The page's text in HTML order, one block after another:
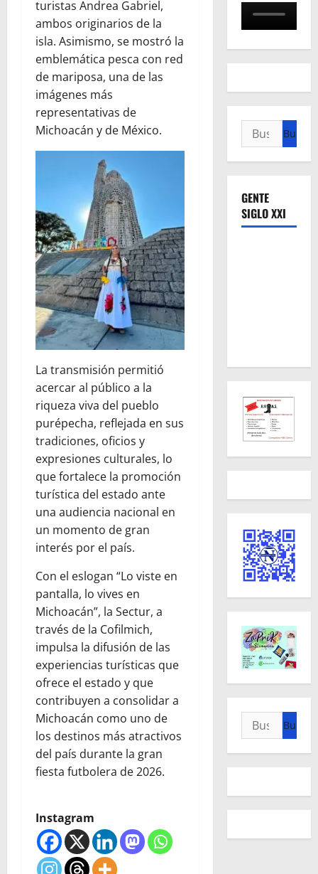
turistas Andrea Gabriel,
ambos originarios de la
isla. Asimismo, se mostró la
emblemática pesca con red
de mariposa, una de las
imágenes más
representativas de
Michoacán y de México.
La transmisión permitió
acercar al público a la
riqueza viva del pueblo
purépecha, reflejada en sus
tradiciones, oficios y
expresiones culturales, lo
que fortalece la promoción
turística del estado ante
una audiencia nacional en
un momento de gran
interés por el país.
Con el eslogan “Lo viste en
pantalla, lo vives en
Michoacán”, la Sectur, a
través de la Cofilmich,
impulsa la difusión de las
experiencias turísticas que
ofrece el estado y que
contribuyen a consolidar a
Michoacán como uno de
los destinos más atractivos
del país durante la gran
fiesta futbolera de 2026.
Instagram
Buscar:
GENTE
SIGLO XXI
Buscar: